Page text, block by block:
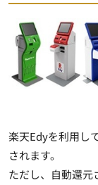
楽天Edyを利用し
されます。
ただし、自動還元